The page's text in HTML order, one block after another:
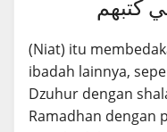
(Niat) itu
ibadah lainnya,
Dzuhur dengan
Ramadhan dengan